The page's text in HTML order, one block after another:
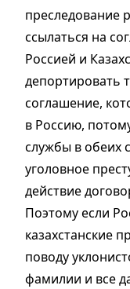
преследование
ссылаться на
Россией и
депортировать
соглашение,
в Россию,
службы в обеих
уголовное
действие
Поэтому если
казахстанские
поводу
фамилии и все